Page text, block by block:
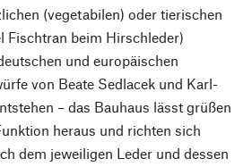
(vegetabilen) oder tierischen
Fischtran beim Hirschleder)
und europäischen
von Beate Sedlacek und Karl-
– das Bauhaus lässt grüßen
heraus und richten sich
dem jeweiligen Leder und dessen